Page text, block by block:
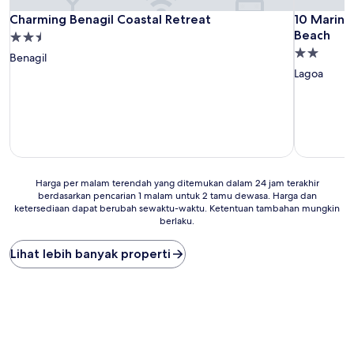
Charming Benagil Coastal Retreat
Charming Benagil Coastal Retreat
Properti
bintang
Benagil
10
Beach
10
Properti
bintang
Lagoa
Harga
malam
yang
ditemukan
dalam
Harga per malam terendah yang ditemukan dalam 24 jam terakhir
berdasarkan pencarian 1 malam untuk 2 tamu dewasa. Harga dan
ketersediaan dapat berubah sewaktu-waktu. Ketentuan tambahan mungkin
berlaku.
Lihat lebih banyak properti